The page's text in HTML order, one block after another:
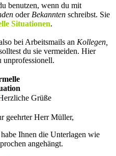
benutzen, wenn du mit
oder Bekannten schreibst. Sie
Situationen.
bei Arbeitsmails an Kollegen,
du sie vermeiden. Hier
unprofessionell.
Grüße
geehrter Herr Müller,
Ihnen die Unterlagen wie
angehängt.